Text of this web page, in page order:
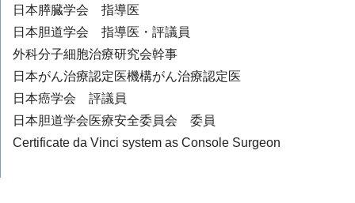
日本膵臓学会 指導医
日本胆道学会 指導医・評議員
外科分子細胞治療研究会幹事
日本がん治療認定医機構がん治療認定医
日本癌学会 評議員
日本胆道学会医療安全委員会 委員
Certificate da Vinci system as Console Surgeon